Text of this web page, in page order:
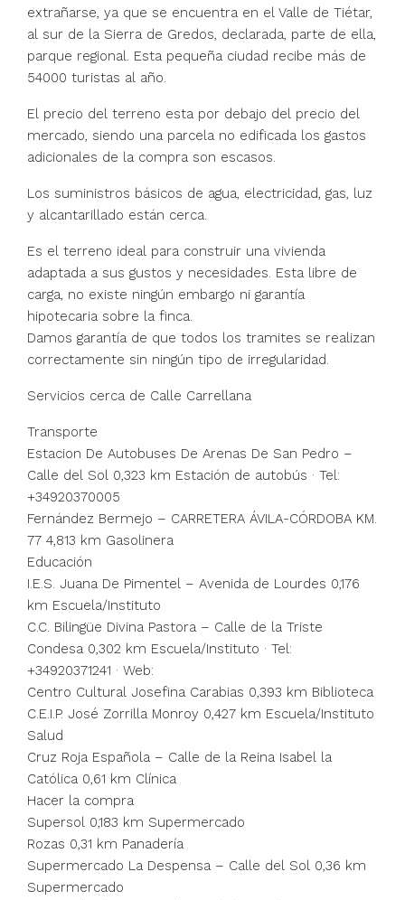
extrañarse, ya que se encuentra en el Valle de Tiétar,
al sur de la Sierra de Gredos, declarada, parte de ella,
parque regional. Esta pequeña ciudad recibe más de
54000 turistas al año.
El precio del terreno esta por debajo del precio del
mercado, siendo una parcela no edificada los gastos
adicionales de la compra son escasos.
Los suministros básicos de agua, electricidad, gas, luz
y alcantarillado están cerca.
Es el terreno ideal para construir una vivienda
adaptada a sus gustos y necesidades. Esta libre de
carga, no existe ningún embargo ni garantía
hipotecaria sobre la finca.
Damos garantía de que todos los tramites se realizan
correctamente sin ningún tipo de irregularidad.
Servicios cerca de Calle Carrellana
Transporte
Estacion De Autobuses De Arenas De San Pedro –
Calle del Sol 0,323 km Estación de autobús · Tel:
+34920370005
Fernández Bermejo – CARRETERA ÁVILA-CÓRDOBA KM.
77 4,813 km Gasolinera
Educación
I.E.S. Juana De Pimentel – Avenida de Lourdes 0,176
km Escuela/Instituto
C.C. Bilingüe Divina Pastora – Calle de la Triste
Condesa 0,302 km Escuela/Instituto · Tel:
+34920371241 · Web:
Centro Cultural Josefina Carabias 0,393 km Biblioteca
C.E.I.P. José Zorrilla Monroy 0,427 km Escuela/Instituto
Salud
Cruz Roja Española – Calle de la Reina Isabel la
Católica 0,61 km Clínica
Hacer la compra
Supersol 0,183 km Supermercado
Rozas 0,31 km Panadería
Supermercado La Despensa – Calle del Sol 0,36 km
Supermercado